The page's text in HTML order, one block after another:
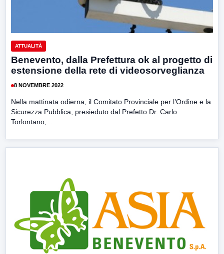
ATTUALITÀ
Benevento, dalla Prefettura ok al progetto di
estensione della rete di videosorveglianza
8 NOVEMBRE 2022
Nella mattinata odierna, il Comitato Provinciale per l’Ordine e la
Sicurezza Pubblica, presieduto dal Prefetto Dr. Carlo
Torlontano,...